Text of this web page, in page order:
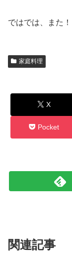
ではでは、また！
家庭料理
X
Pocket
関連記事